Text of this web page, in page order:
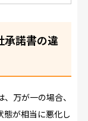
承諾書の違
万が一の場合、
態が相当に悪化し